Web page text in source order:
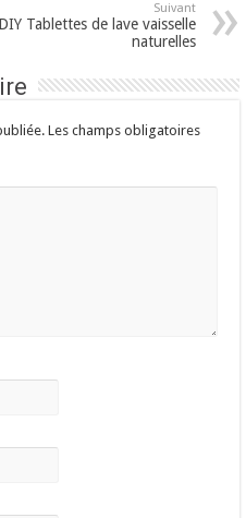
Suivant
DIY Tablettes de lave vaisselle
naturelles
Les champs obligatoires